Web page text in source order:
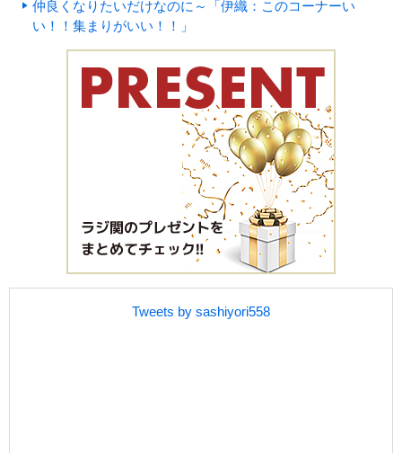
仲良くなりたいだけなのに～「伊織：このコーナーい
い！！集まりがいい！！」
Tweets by sashiyori558